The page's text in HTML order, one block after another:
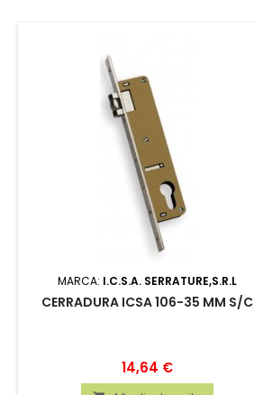
MARCA: I.C.S.A. SERRATURE,S.R.L
CERRADURA ICSA 106-35 MM S/C
Precio
14,64 €